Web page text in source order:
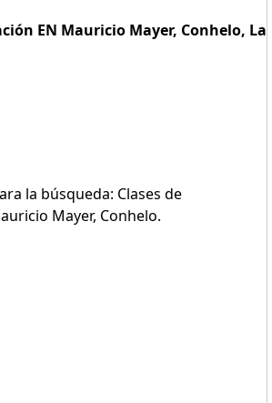
EN Mauricio Mayer, Conhelo, La
la búsqueda: Clases de
Mayer, Conhelo.